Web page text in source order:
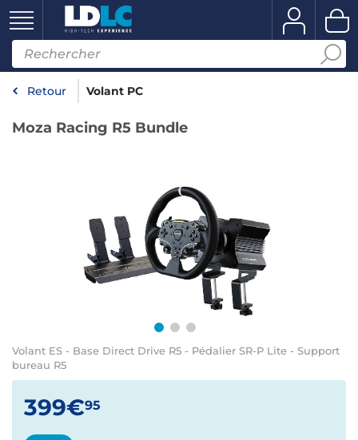
Retour Volant PC
Moza Racing R5 Bundle
Volant ES - Base Direct Drive R5 - Pédalier SR-P Lite - Support
bureau R5
399€95